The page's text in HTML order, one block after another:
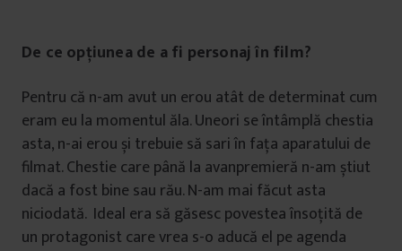
De ce opțiunea de a fi personaj în film?
Pentru că n-am avut un erou atât de determinat cum
eram eu la momentul ăla. Uneori se întâmplă chestia
asta, n-ai erou și trebuie să sari în fața aparatului de
filmat. Chestie care până la avanpremieră n-am știut
dacă a fost bine sau rău. N-am mai făcut asta
niciodată. Ideal era să găsesc povestea însoțită de
un protagonist care vrea s-o aducă el pe agenda